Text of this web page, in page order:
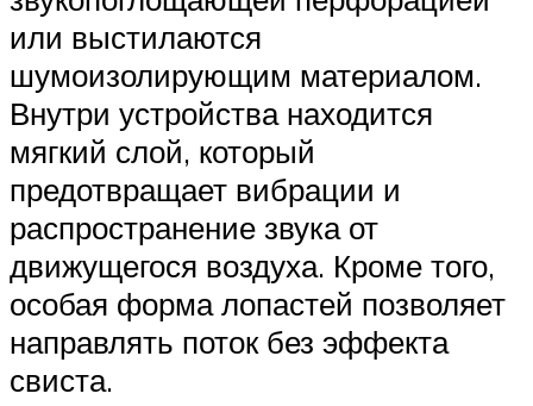
или выстилаются
шумоизолирующим материалом.
Внутри устройства находится
мягкий слой, который
предотвращает вибрации и
распространение звука от
движущегося воздуха. Кроме того,
особая форма лопастей позволяет
направлять поток без эффекта
свиста.